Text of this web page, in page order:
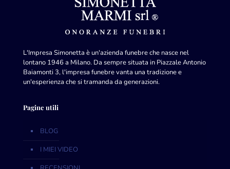
L'Impresa Simonetta è un'azienda funebre che nasce nel
lontano 1946 a Milano. Da sempre situata in Piazzale Antonio
Baiamonti 3, l'impresa funebre vanta una tradizione e
un'esperienza che si tramanda da generazioni.
Pagine utili
BLOG
I MIEI VIDEO